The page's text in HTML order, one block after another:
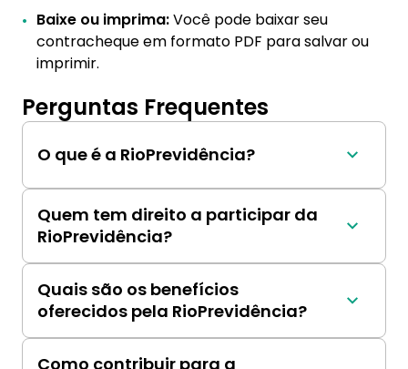
Baixe ou imprima:Você pode baixar seu
contracheque em formato PDF para salvar ou
imprimir.
Perguntas Frequentes
O que é a RioPrevidência?
A RioPrevidência é a autarquia responsável
por gerir a previdência social dos servidores
públicos do município do Rio de Janeiro.
Quem tem direito a participar da
RioPrevidência?
Os servidores públicos ativos, inativos e
pensionistas do município do Rio de Janeiro,
incluindo aqueles regidos pelo Regime
Estatutário e pelo Regime Celetista.
Quais são os benefícios
oferecidos pela RioPrevidência?
A RioPrevidência oferece diversos benefícios
previdenciários, como aposentadoria, pensão
Como contribuir para a